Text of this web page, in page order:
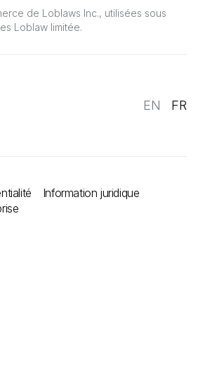
de Loblaws Inc., utilisées sous
Loblaw limitée.
EN FR
Information juridique